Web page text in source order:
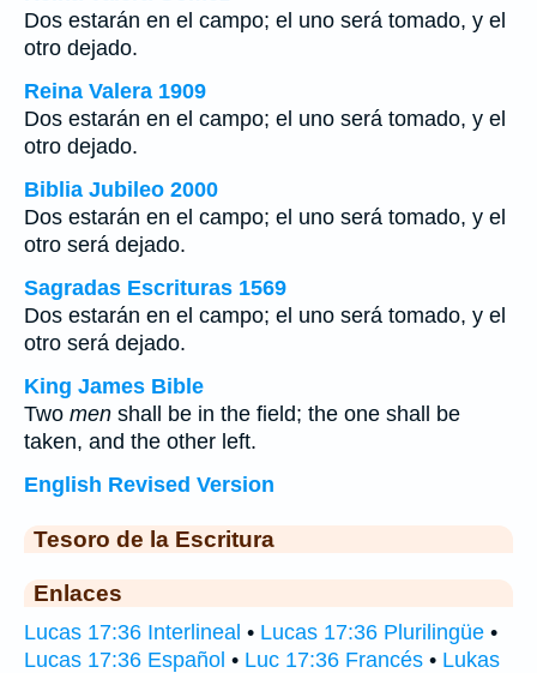
Dos estarán en el campo; el uno será tomado, y el
otro dejado.
Reina Valera 1909
Dos estarán en el campo; el uno será tomado, y el
otro dejado.
Biblia Jubileo 2000
Dos estarán en el campo; el uno será tomado, y el
otro será dejado.
Sagradas Escrituras 1569
Dos estarán en el campo; el uno será tomado, y el
otro será dejado.
King James Bible
Two men shall be in the field; the one shall be
taken, and the other left.
English Revised Version
Tesoro de la Escritura
Enlaces
Lucas 17:36 Interlineal • Lucas 17:36 Plurilingüe •
Lucas 17:36 Español • Luc 17:36 Francés • Lukas